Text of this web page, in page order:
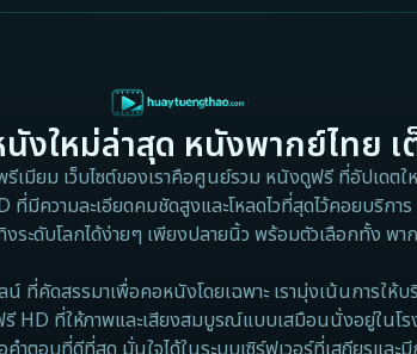
งใหม่ล่าสุด หนังพากย์ไทย
ยม เว็บไซต์ของเราคือศูนย์รวม หนังดูฟรี ที่อัปเดตใ
ที่มีความละเอียดคมชัดสูงและโหลดไวที่สุดไว้คอยบริ
ดับโลกได้ง่ายๆ เพียงปลายนิ้ว พร้อมตัวเลือกทั้ง พา
คัดสรรมาเพื่อคอหนังโดยเฉพาะ เรามุ่งเน้นการ
ที่ให้ภาพและเสียงสมบูรณ์แบบเสมือนนั่งอยู่ในโร